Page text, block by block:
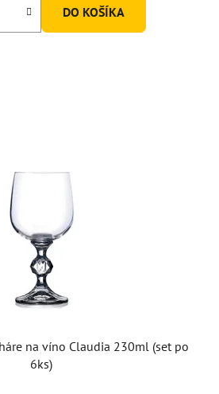
DO KOŠÍKA
na víno Claudia 230ml (set po
6ks)